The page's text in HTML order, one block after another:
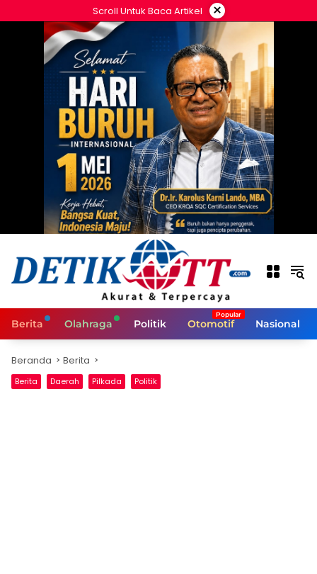
ke
Scroll Untuk Baca Artikel ×
Berita Olahraga Politik Otomotif Nasional
Beranda Berita
Berita Daerah Pilkada Politik